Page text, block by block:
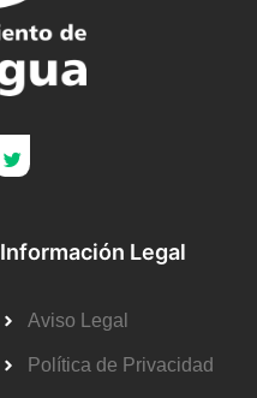
Información Legal
Aviso Legal
Política de Privacidad